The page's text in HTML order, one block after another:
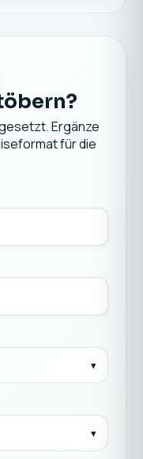
Ergänze
für die